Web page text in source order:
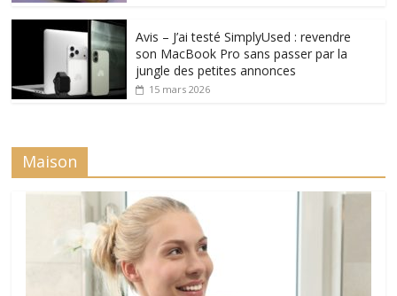
Avis – J’ai testé SimplyUsed : revendre
son MacBook Pro sans passer par la
jungle des petites annonces
15 mars 2026
Maison